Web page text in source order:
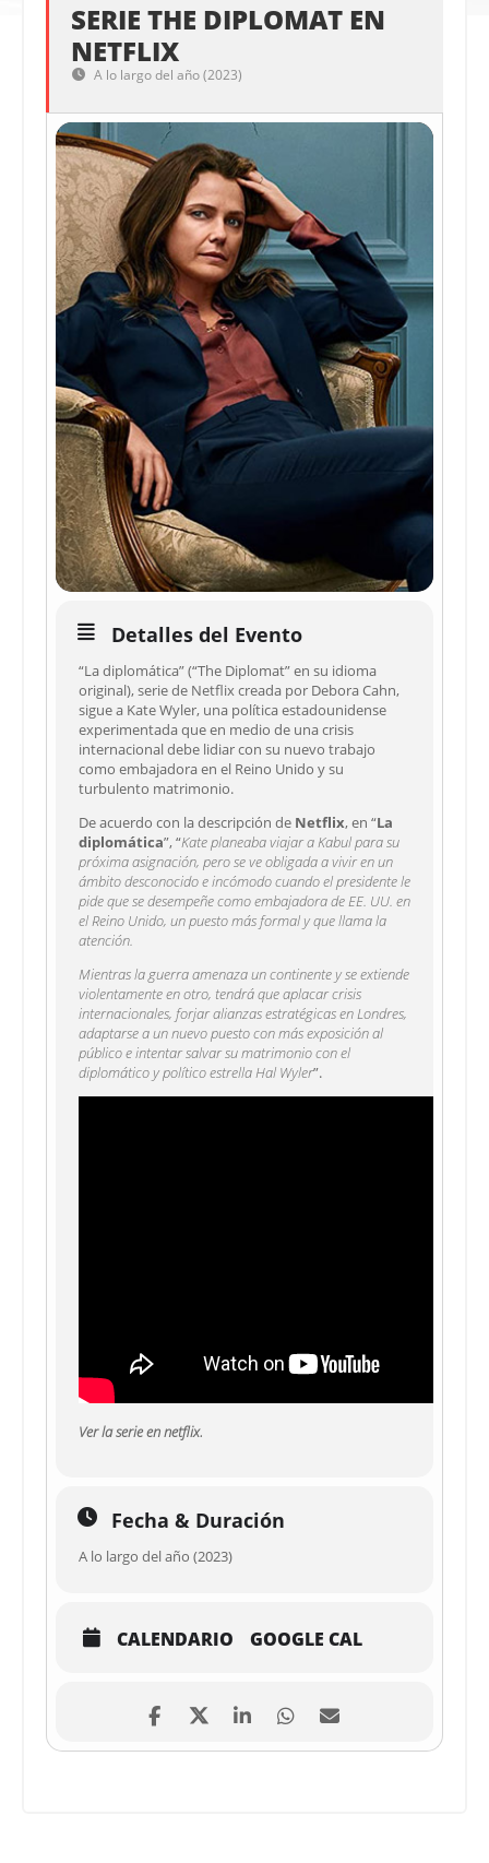
SERIE THE DIPLOMAT EN
NETFLIX
A lo largo del año (2023)
Detalles del Evento
“La diplomática” (“The Diplomat” en su idioma
original), serie de Netflix creada por Debora Cahn,
sigue a Kate Wyler, una política estadounidense
experimentada que en medio de una crisis
internacional debe lidiar con su nuevo trabajo
como embajadora en el Reino Unido y su
turbulento matrimonio.
De acuerdo con la descripción de Netflix, en “La
diplomática”, “Kate planeaba viajar a Kabul para su
próxima asignación, pero se ve obligada a vivir en un
ámbito desconocido e incómodo cuando el presidente le
pide que se desempeñe como embajadora de EE. UU. en
el Reino Unido, un puesto más formal y que llama la
atención.
Mientras la guerra amenaza un continente y se extiende
violentamente en otro, tendrá que aplacar crisis
internacionales, forjar alianzas estratégicas en Londres,
adaptarse a un nuevo puesto con más exposición al
público e intentar salvar su matrimonio con el
diplomático y político estrella Hal Wyler”.
Ver la serie en netflix.
Fecha & Duración
A lo largo del año (2023)
CALENDARIO GOOGLE CAL